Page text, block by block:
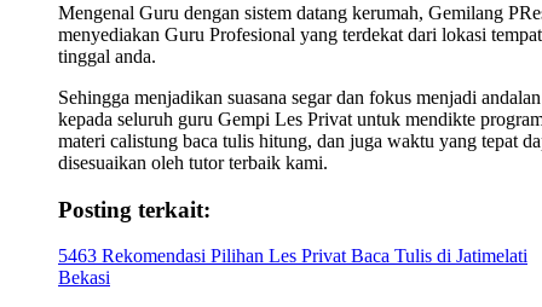
Mengenal Guru dengan sistem datang kerumah, Gemilang
menyediakan Guru Profesional yang terdekat dari lokasi tempat
tinggal anda.
Sehingga menjadikan suasana segar dan fokus menjadi andalan
kepada seluruh guru Gempi Les Privat untuk mendikte
materi calistung baca tulis hitung, dan juga waktu yang tepat
disesuaikan oleh tutor terbaik kami.
Posting terkait:
5463 Rekomendasi Pilihan Les Privat Baca Tulis di Jatimelati
Bekasi